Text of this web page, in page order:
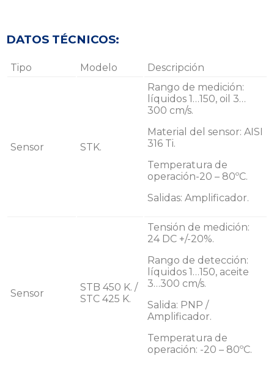
DATOS TÉCNICOS:
Tipo Modelo Descripción
Sensor STK.
Rango de medición:
líquidos 1…150, oil 3…
300 cm/s.
Material del sensor: AISI
316 Ti.
Temperatura de
operación-20 – 80ºC.
Salidas: Amplificador.
Sensor
STB 450 K. /
STC 425 K.
Tensión de medición:
24 DC +/-20%.
Rango de detección:
líquidos 1…150, aceite
3…300 cm/s.
Salida: PNP /
Amplificador.
Temperatura de
operación: -20 – 80ºC.